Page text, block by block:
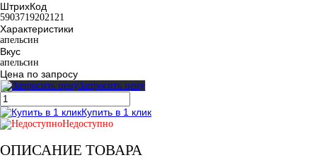
ШтрихКод
5903719202121
Характеристики
апельсин
Вкус
апельсин
Цена по запросу
Запросить цену
Купить в 1 клик
Недоступно
ОПИСАНИЕ ТОВАРА